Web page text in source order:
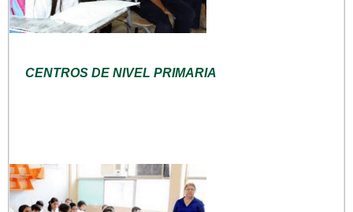
CENTROS DE NIVEL PRIMARIA